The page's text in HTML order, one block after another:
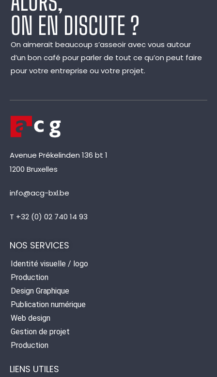
ON EN DISCUTE ?
On aimerait beaucoup s’asseoir avec vous autour
d’un bon café pour parler de tout ce qu’on peut faire
pour votre entreprise ou votre projet.
Avenue Prékelinden 136 bt 1
1200 Bruxelles
info@acg-bxl.be
T +32 (0) 02 740 14 93
NOS SERVICES
Identité visuelle / logo
Production
Design Graphique
Publication numérique
Web design
Gestion de projet
Production
LIENS UTILES